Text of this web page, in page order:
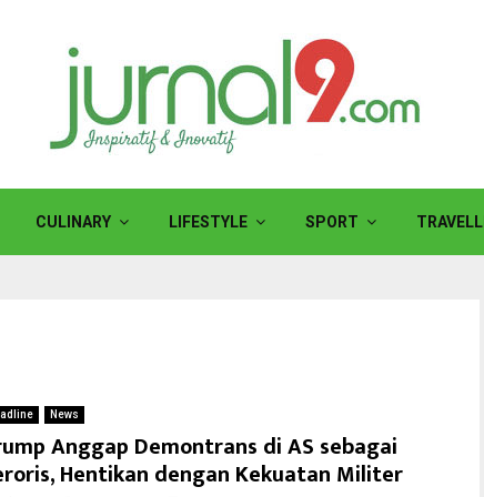
CULINARY LIFESTYLE SPORT
News
Anggap Demontrans di AS sebagai
Hentikan dengan Kekuatan Militer